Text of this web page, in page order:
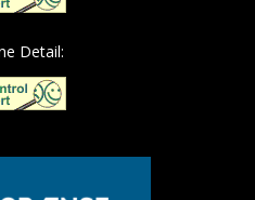
Detail: